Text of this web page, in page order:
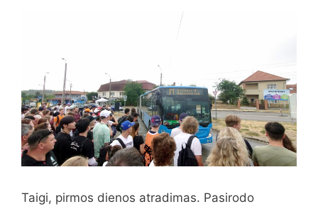
Taigi, pirmos dienos atradimas. Pasirodo